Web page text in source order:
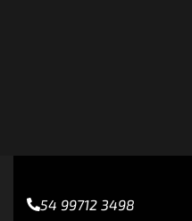
54 99712 3498